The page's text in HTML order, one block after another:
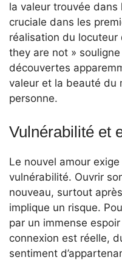
la valeur trouvée
cruciale dans les
réalisation du
they are not »
découvertes
valeur et la beauté du
personne.
Vulnérabilité et
Le nouvel amour
vulnérabilité. Ouvrir
nouveau, surtout
implique un risque.
par un immense
connexion est réelle,
sentiment